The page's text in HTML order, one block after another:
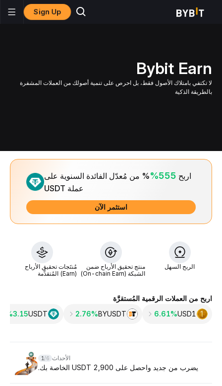
Sign Up
Bybit Earn
لا تكتفي بامتلاك الأصول فقط، بل احرص على تنمية أصولك من العملات المشفرة
بالطريقة الذكية
Slide 1 of 1 اربح 555%
% من مُعدّل الفائدة السنوية على
عملة USDT
استثمر الآن
الربح السهل
منتج تحقيق الأرباح ضمن
الشبكة (On-chain Earn)
مُنتَجات تحقيق الأرباح
(Earn) المُتقدِّمة
اربح من العملات الرقمية المُستقرَّة
USD1
6.61%
BYUSDT
2.76%
USDT
3.15‎%
1 /6 الأحداث
يضرب من جديد واحصل على 2,900 USDT الخاصة بك.